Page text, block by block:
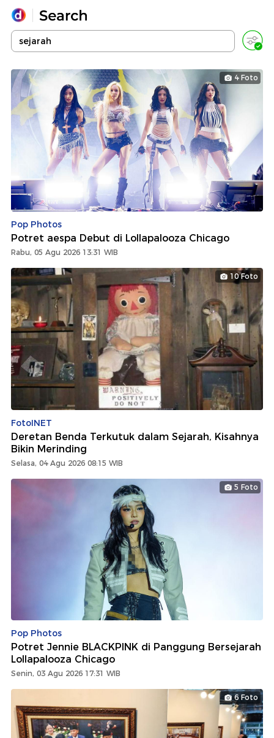
Yang sedang ramai dicari
Loading...
Promoted
Terakhir yang dicari
4 Foto
Pop Photos
Potret aespa Debut di Lollapalooza Chicago
Rabu, 05 Agu 2026 13:31 WIB
10 Foto
FotoINET
Deretan Benda Terkutuk dalam Sejarah, Kisahnya
Bikin Merinding
Selasa, 04 Agu 2026 08:15 WIB
5 Foto
Pop Photos
Potret Jennie BLACKPINK di Panggung Bersejarah
Lollapalooza Chicago
Senin, 03 Agu 2026 17:31 WIB
6 Foto